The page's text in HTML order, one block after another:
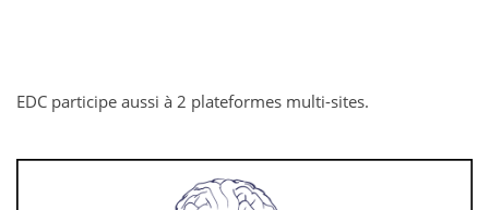
EDC participe aussi à 2 plateformes multi-sites.